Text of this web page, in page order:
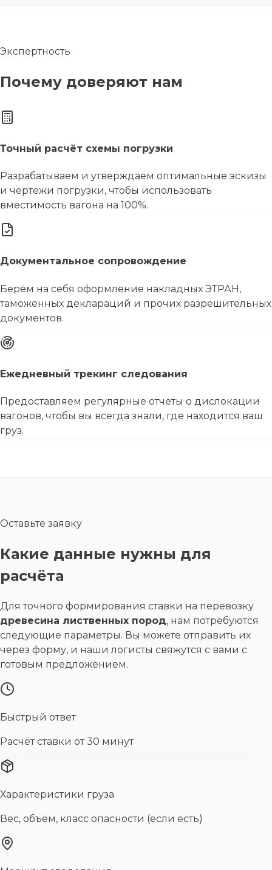
Экспертность
Почему доверяют нам
Точный расчёт схемы погрузки
Разрабатываем и утверждаем оптимальные эскизы
и чертежи погрузки, чтобы использовать
вместимость вагона на 100%.
Документальное сопровождение
Берём на себя оформление накладных ЭТРАН,
таможенных деклараций и прочих разрешительных
документов.
Ежедневный трекинг следования
Предоставляем регулярные отчеты о дислокации
вагонов, чтобы вы всегда знали, где находится ваш
груз.
Оставьте заявку
Какие данные нужны для
расчёта
Для точного формирования ставки на перевозку
древесина лиственных пород, нам потребуются
следующие параметры. Вы можете отправить их
через форму, и наши логисты свяжутся с вами с
готовым предложением.
Быстрый ответ
Расчёт ставки от 30 минут
Характеристики груза
Вес, объём, класс опасности (если есть)